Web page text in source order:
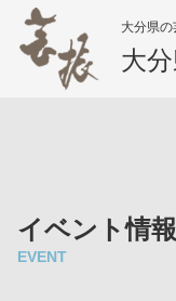
大分県
大
イベント情報
EVENT